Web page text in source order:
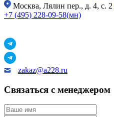
Москва, Лялин пер., д. 4, с. 2
+7 (495) 228-09-58(мн)
zakaz@a228.ru
Связаться с менеджером